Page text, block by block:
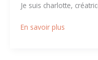
Je suis charlotte,
En savoir plus